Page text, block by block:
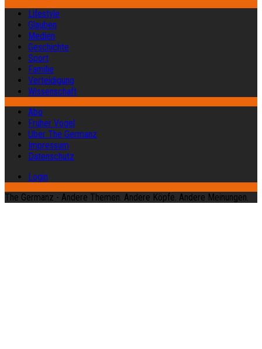
Lifestyle
Glauben
Medien
Geschichte
Sport
Familie
Verteidigung
Wissenschaft
Abo
Früher Vogel
Über The Germanz
Impressum
Datenschutz
Login
The Germanz - Andere Themen. Andere Köpfe. Andere Meinungen.